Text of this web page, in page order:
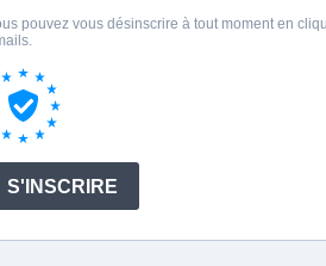
pouvez vous désinscrire à tout moment en
S'INSCRIRE